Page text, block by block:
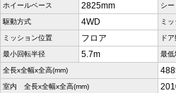
ホイールベース 2825mm シ
駆動方式 4WD ミ
ミッション位置 フロア ド
最小回転半径 5.7m 最低
全長x全幅x全高(mm)
室内 全長x全幅x全高(mm)